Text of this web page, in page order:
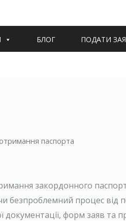
БЛОГ ПОДАТИ
паспорта
закордонного
безпроблемний процес від
документації, форм заяв та